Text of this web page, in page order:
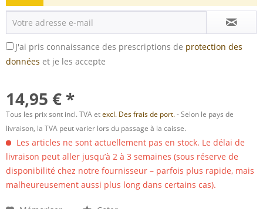
J'ai pris connaissance des prescriptions de protection des
données et je les accepte
14,95 € *
Tous les prix sont incl. TVA etexcl. Des frais de port.- Selon le pays de
livraison, la TVA peut varier lors du passage à la caisse.
Les articles ne sont actuellement pas en stock. Le délai de
livraison peut aller jusqu’à 2 à 3 semaines (sous réserve de
disponibilité chez notre fournisseur – parfois plus rapide, mais
malheureusement aussi plus long dans certains cas).